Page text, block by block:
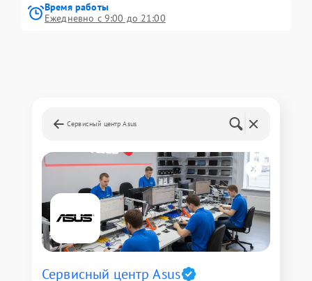
Время работы
Ежедневно с 9:00 до 21:00
Сервисный центр Asus
Сервисный центр Asus